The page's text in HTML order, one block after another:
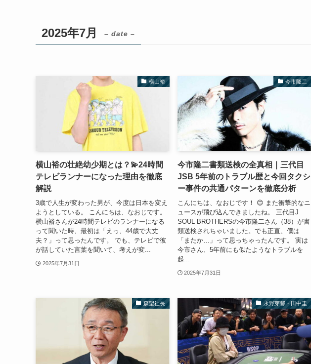
2025年7月 – date –
横山裕
横山裕の壮絶幼少期とは？💫24時間
テレビランナーになった理由を徹底
解説
3歳で人生が変わった男が、今度は日本を変え
ようとしている。 こんにちは、なおじです。
横山裕さんが24時間テレビのランナーになる
って聞いた時、最初は「えっ、44歳で大丈
夫？」って思ったんです。 でも、テレビで彼
が話していた言葉を聞いて、考えが変...
2025年7月31日
今市隆二
今市隆二書類送検の全真相｜三代目
JSB 5年前のトラブル歴と今回タクシ
ー事件の共通パターンを徹底分析
こんにちは、なおじです！ 😊 また衝撃的なニ
ュースが飛び込んできましたね。 三代目J
SOUL BROTHERSの今市隆二さん（38）が書
類送検されちゃいました。でも正直、僕は
「またか…」って思っちゃったんです。 実は
今市さん、5年前にも似たようなトラブルを
起...
2025年7月31日
森望社長 永野芽郁・田中圭